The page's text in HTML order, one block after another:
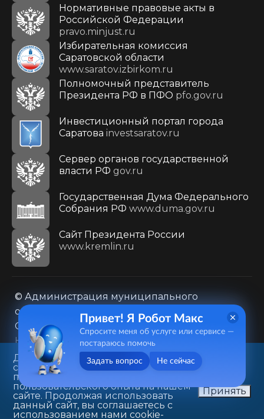
Нормативные правовые акты в
Российской Федерации
pravo.minjust.ru
Избирательная комиссия
Саратовской области
www.saratov.izbirkom.ru
Полномочный представитель
Президента РФ в ПФО pfo.gov.ru
Инвестиционный портал города
Саратова investsaratov.ru
Сервер органов государственной
власти РФ gov.ru
Государственная Дума Федерального
Собрания РФ www.duma.gov.ru
Cайт Президента России
www.kremlin.ru
© Администрация муниципального
образования городского округа «Город
Саратов»
Контакты
Карта сайта
Политика в отношении обработки
персональных данных
410031, г. Саратов, ул. Первомайская, д. 78
+7(8452)26-02-49
Данный веб-сайт использует
cookie-файлы в целях
предоставления вам лучшего
пользовательского опыта на нашем
сайте. Продолжая использовать
данный сайт, вы соглашаетесь с
использованием нами cookie-
Принять
Привет! Я Робот Макс
Спросите меня об услуге или сервисе —
постараюсь помочь
Задать вопрос Не сейчас